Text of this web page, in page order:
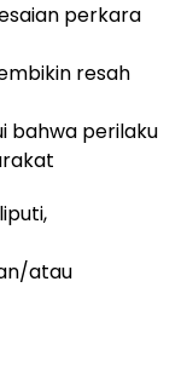
perkara
resah
bahwa perilaku
atau